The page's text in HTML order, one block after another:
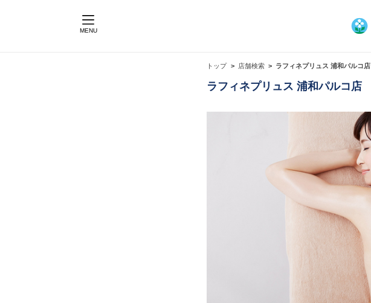
MENU
トップ 店舗検索 ラフィネプリュス 浦和パルコ店
ラフィネプリュス 浦和パルコ店